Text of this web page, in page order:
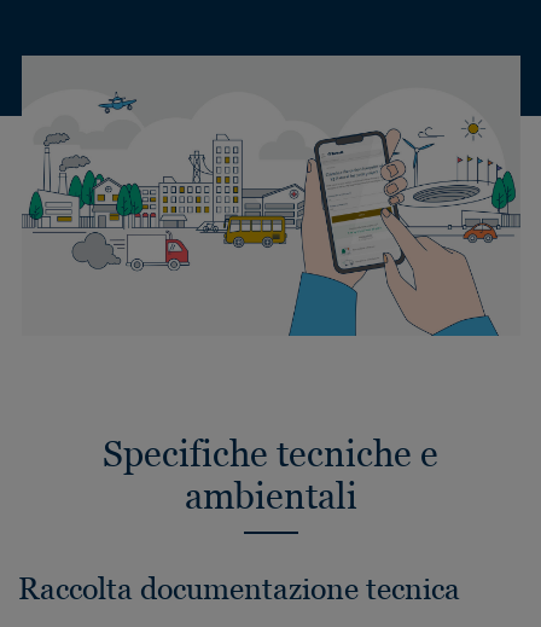
Specifiche tecniche e
ambientali
Raccolta documentazione tecnica